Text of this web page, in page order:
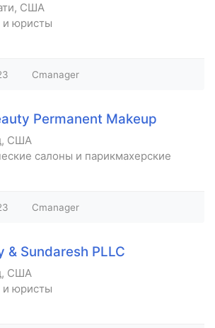
США
и юристы
Cmanager
Permanent Makeup
США
салоны и парикмахерские
Cmanager
& Sundaresh PLLC
США
и юристы